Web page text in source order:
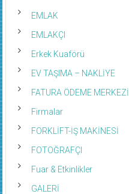
EMLAK
EMLAKÇI
Erkek Kuaförü
EV TAŞIMA – NAKLİYE
FATURA ÖDEME MERKEZİ
Firmalar
FORKLİFT-İŞ MAKİNESİ
FOTOĞRAFÇI
Fuar & Etkinlikler
GALERİ